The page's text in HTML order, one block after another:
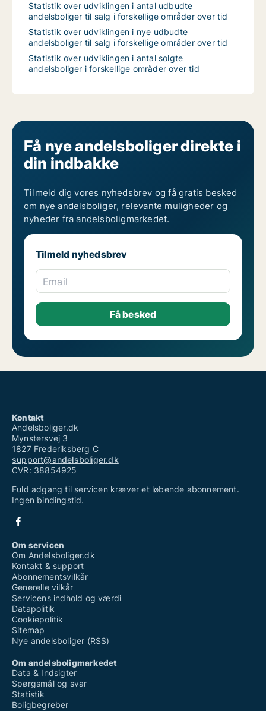
Statistik over udviklingen i antal udbudte
andelsboliger til salg i forskellige områder over tid
Statistik over udviklingen i nye udbudte
andelsboliger til salg i forskellige områder over tid
Statistik over udviklingen i antal solgte
andelsboliger i forskellige områder over tid
Få nye andelsboliger direkte i
din indbakke
Tilmeld dig vores nyhedsbrev og få gratis besked
om nye andelsboliger, relevante muligheder og
nyheder fra andelsboligmarkedet.
Tilmeld nyhedsbrev
Email
Kontakt
Andelsboliger.dk
Mynstersvej 3
1827 Frederiksberg C
support@andelsboliger.dk
CVR: 38854925
Fuld adgang til servicen kræver et løbende abonnement.
Ingen bindingstid.
Om servicen
Om Andelsboliger.dk
Kontakt & support
Abonnementsvilkår
Generelle vilkår
Servicens indhold og værdi
Datapolitik
Cookiepolitik
Sitemap
Nye andelsboliger (RSS)
Om andelsboligmarkedet
Data & Indsigter
Spørgsmål og svar
Statistik
Boligbegreber